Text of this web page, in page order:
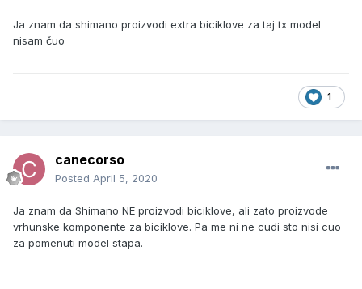
Ja znam da shimano proizvodi extra biciklove za taj tx model
nisam čuo
1
canecorso
Posted April 5, 2020
Ja znam da Shimano NE proizvodi biciklove, ali zato proizvode
vrhunske komponente za biciklove. Pa me ni ne cudi sto nisi cuo
za pomenuti model stapa.